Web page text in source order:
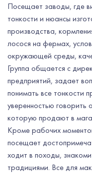
Посещает заводы, где
тонкости и нюансы
производства,
лосося на фермах,
окружающей среды,
Группа общается с
предприятий, задает
понимать все тонкости
уверенностью говорить
которую продают в
Кроме рабочих
посещает
ходит в походы,
традициями. Все для